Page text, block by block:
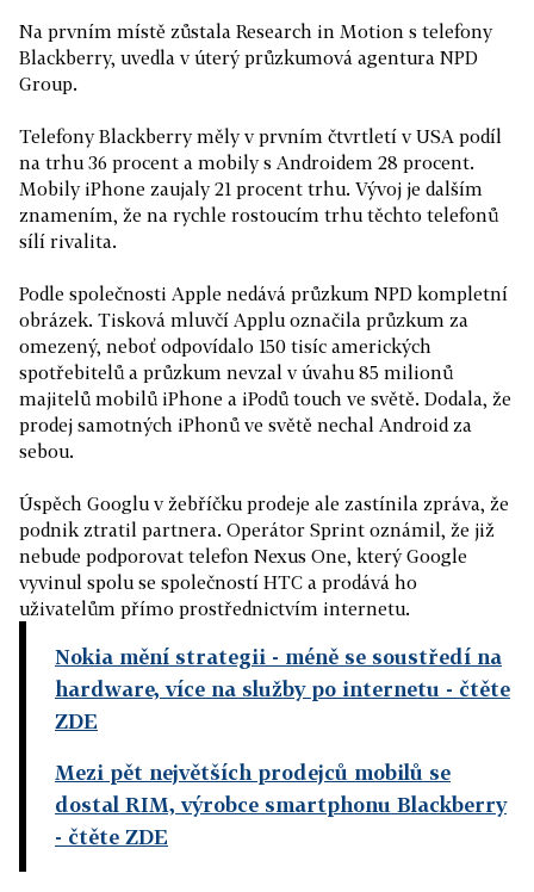
Na prvním místě zůstala Research in Motion s telefony
Blackberry, uvedla v úterý průzkumová agentura NPD
Group.
Telefony Blackberry měly v prvním čtvrtletí v USA podíl
na trhu 36 procent a mobily s Androidem 28 procent.
Mobily iPhone zaujaly 21 procent trhu. Vývoj je dalším
znamením, že na rychle rostoucím trhu těchto telefonů
sílí rivalita.
Podle společnosti Apple nedává průzkum NPD kompletní
obrázek. Tisková mluvčí Applu označila průzkum za
omezený, neboť odpovídalo 150 tisíc amerických
spotřebitelů a průzkum nevzal v úvahu 85 milionů
majitelů mobilů iPhone a iPodů touch ve světě. Dodala, že
prodej samotných iPhonů ve světě nechal Android za
sebou.
Úspěch Googlu v žebříčku prodeje ale zastínila zpráva, že
podnik ztratil partnera. Operátor Sprint oznámil, že již
nebude podporovat telefon Nexus One, který Google
vyvinul spolu se společností HTC a prodává ho
uživatelům přímo prostřednictvím internetu.
Nokia mění strategii - méně se soustředí na
hardware, více na služby po internetu - čtěte
ZDE
Mezi pět největších prodejců mobilů se
dostal RIM, výrobce smartphonu Blackberry
- čtěte ZDE